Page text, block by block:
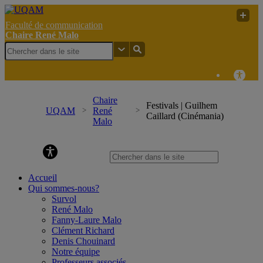
Faculté de communication
Chaire René Malo
UQAM
Chaire
René
Malo
Festivals | Guilhem
Caillard (Cinémania)
Accueil
Qui sommes-nous?
Survol
René Malo
Fanny-Laure Malo
Clément Richard
Denis Chouinard
Notre équipe